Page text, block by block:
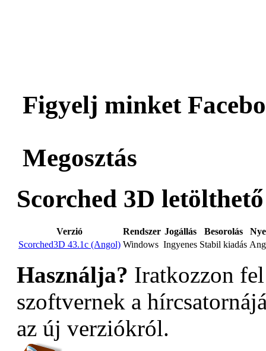
Figyelj minket
Megosztás
Scorched 3D
Verzió Rendszer Jogállás Besorolás
Scorched3D 43.1c (Angol) Windows Ingyenes Stabil kiadás
Használja? Iratkozzon
szoftvernek a
az új verziókról.